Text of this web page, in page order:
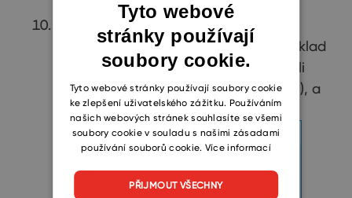
Vyplňte pole
a zvolte další
nastavení, pokud potřebujete (například
ve Formátu pošty můžete zvolit, jestli
korespondenci neposlat jako přílohu), a
klikněte na tlačítkoOK.
ENGLISH
CZECH
SLOVAK
Tyto webové
stránky používají
soubory cookie.
Tyto webové stránky používají soubory cookie
ke zlepšení uživatelského zážitku. Používáním
našich webových stránek souhlasíte se všemi
soubory cookie v souladu s našimi zásadami
používání souborů cookie. Více informací
PŘIJMOUT VŠECHNY